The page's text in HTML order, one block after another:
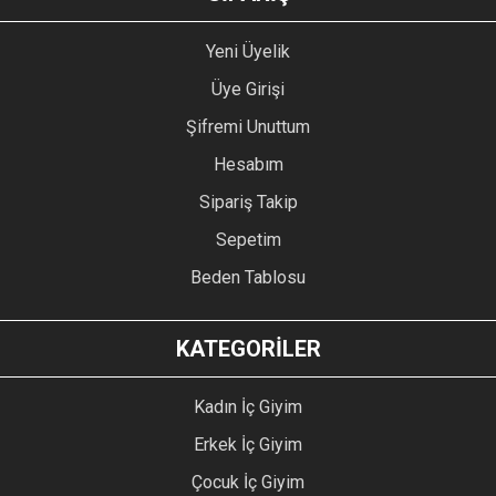
Yeni Üyelik
Üye Girişi
Şifremi Unuttum
Hesabım
Sipariş Takip
Sepetim
Beden Tablosu
KATEGORİLER
Kadın İç Giyim
Erkek İç Giyim
Çocuk İç Giyim